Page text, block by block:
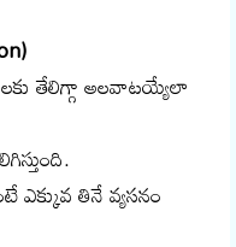
తేలిగ్గా అలవాటయ్యేలా
ఎక్కువ తినే వ్యసనం